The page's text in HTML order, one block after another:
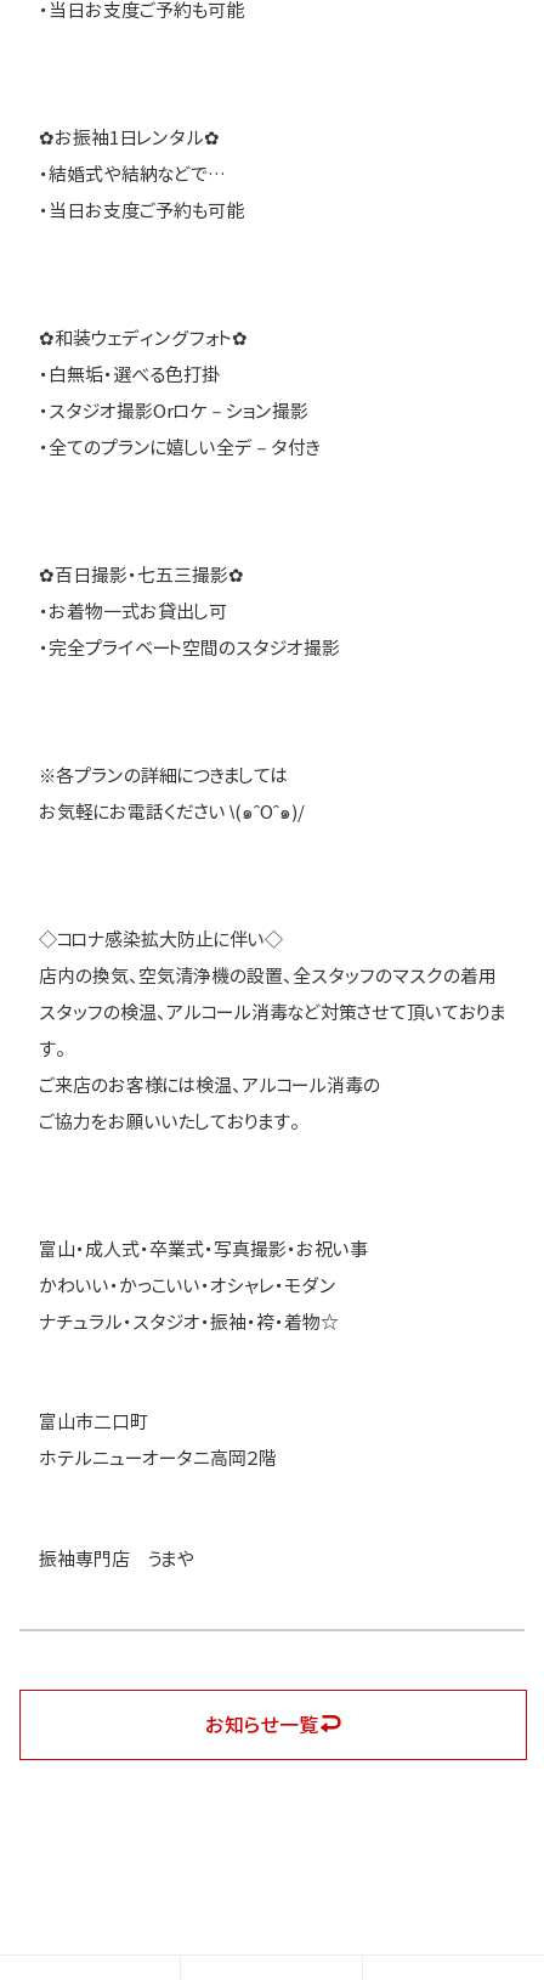
・当日お支度ご予約も可能
✿お振袖1日レンタル✿
・結婚式や結納などで…
・当日お支度ご予約も可能
✿和装ウェディングフォト✿
・白無垢・選べる色打掛
・スタジオ撮影Orロケ－ション撮影
・全てのプランに嬉しい全デ－タ付き
✿百日撮影・七五三撮影✿
・お着物一式お貸出し可
・完全プライベート空間のスタジオ撮影
※各プランの詳細につきましては
お気軽にお電話ください \(๑ˆOˆ๑)/
◇コロナ感染拡大防止に伴い◇
店内の換気、空気清浄機の設置、全スタッフのマスクの着用
スタッフの検温、アルコール消毒など対策させて頂いておりま
す。
ご来店のお客様には検温、アルコール消毒の
ご協力をお願いいたしております。
富山・成人式・卒業式・写真撮影・お祝い事
かわいい・かっこいい・オシャレ・モダン
ナチュラル・スタジオ・振袖・袴・着物☆
富山市二口町
ホテルニューオータニ高岡２階
振袖専門店 うまや
お知らせ一覧